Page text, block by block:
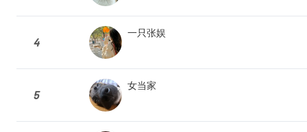
4
一只张娱
5
女当家